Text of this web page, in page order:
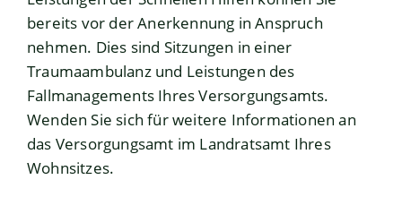
bereits vor der Anerkennung in Anspruch
nehmen. Dies sind Sitzungen in einer
Traumaambulanz und Leistungen des
Fallmanagements Ihres Versorgungsamts.
Wenden Sie sich für weitere Informationen an
das Versorgungsamt im Landratsamt Ihres
Wohnsitzes.